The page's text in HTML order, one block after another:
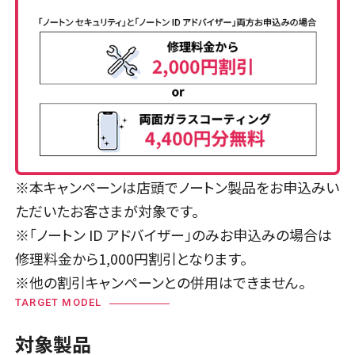
※本キャンペーンは店頭でノートン製品をお申込みい
ただいたお客さまが対象です。
※「ノートン ID アドバイザー」のみお申込みの場合は
修理料金から1,000円割引となります。
※他の割引キャンペーンとの併用はできません。
TARGET MODEL
対象製品